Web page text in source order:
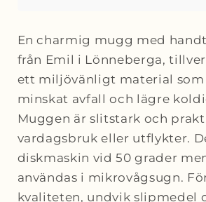
En charmig mugg med
från Emil i Lönneberga,
ett miljövänligt material
minskat avfall och lägre
Muggen är slitstark och
vardagsbruk eller utflykter.
diskmaskin vid 50 grader
användas i mikrovågsugn.
kvaliteten, undvik slipmedel